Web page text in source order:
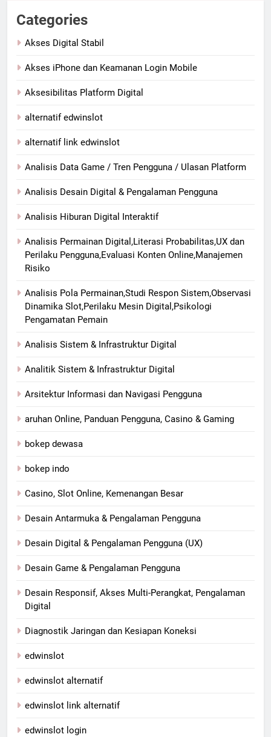
Categories
Akses Digital Stabil
Akses iPhone dan Keamanan Login Mobile
Aksesibilitas Platform Digital
alternatif edwinslot
alternatif link edwinslot
Analisis Data Game / Tren Pengguna / Ulasan Platform
Analisis Desain Digital & Pengalaman Pengguna
Analisis Hiburan Digital Interaktif
Analisis Permainan Digital,Literasi Probabilitas,UX dan
Perilaku Pengguna,Evaluasi Konten Online,Manajemen
Risiko
Analisis Pola Permainan,Studi Respon Sistem,Observasi
Dinamika Slot,Perilaku Mesin Digital,Psikologi
Pengamatan Pemain
Analisis Sistem & Infrastruktur Digital
Analitik Sistem & Infrastruktur Digital
Arsitektur Informasi dan Navigasi Pengguna
aruhan Online, Panduan Pengguna, Casino & Gaming
bokep dewasa
bokep indo
Casino, Slot Online, Kemenangan Besar
Desain Antarmuka & Pengalaman Pengguna
Desain Digital & Pengalaman Pengguna (UX)
Desain Game & Pengalaman Pengguna
Desain Responsif, Akses Multi-Perangkat, Pengalaman
Digital
Diagnostik Jaringan dan Kesiapan Koneksi
edwinslot
edwinslot alternatif
edwinslot link alternatif
edwinslot login